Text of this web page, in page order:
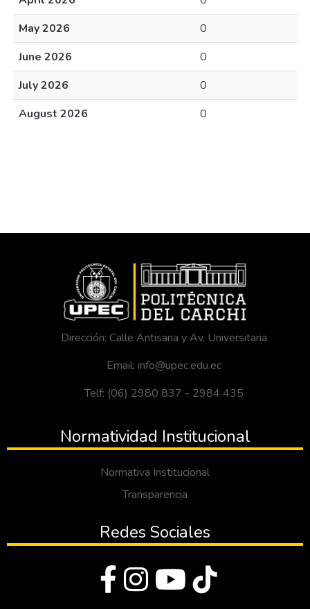
May 2026
0
June 2026
0
July 2026
0
August 2026
0
Dirección: Calle Antisana y Av. Universitaria
Email: info@upec.edu.ec
Telf: (06) 2980 837 - 2984 435
Normatividad Institucional
Normativa Institucional
Transparencia
Redes Sociales